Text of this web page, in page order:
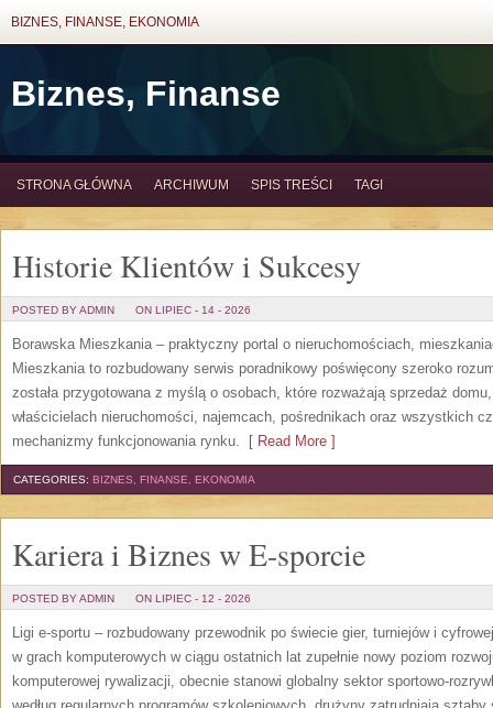
BIZNES, FINANSE, EKONOMIA
Biznes, Finanse
STRONA GŁÓWNA ARCHIWUM SPIS TREŚCI TAGI
Historie Klientów i Sukcesy
POSTED BY ADMIN ON LIPIEC - 14 - 2026
Borawska Mieszkania – praktyczny portal o nieruchomościach,
Mieszkania to rozbudowany serwis poradnikowy poświęcony szeroko
została przygotowana z myślą o osobach, które rozważają sprzedaż
właścicielach nieruchomości, najemcach, pośrednikach oraz wszystkich
mechanizmy funkcjonowania rynku. [ Read More ]
CATEGORIES: BIZNES, FINANSE, EKONOMIA
Kariera i Biznes w E-sporcie
POSTED BY ADMIN ON LIPIEC - 12 - 2026
Ligi e-sportu – rozbudowany przewodnik po świecie gier, turniejów i
w grach komputerowych w ciągu ostatnich lat zupełnie nowy poziom
komputerowej rywalizacji, obecnie stanowi globalny sektor sportowo-